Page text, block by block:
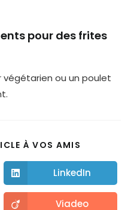
pour des frites
végétarien ou un poulet
À VOS AMIS
LinkedIn
Viadeo